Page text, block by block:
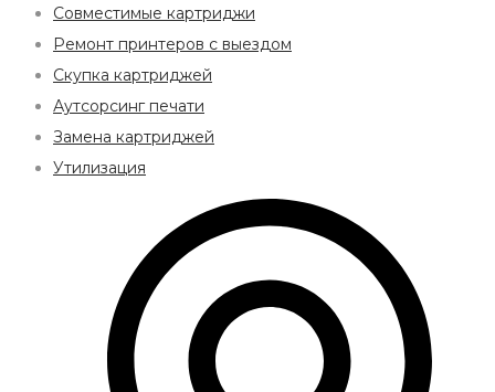
Совместимые картриджи
Ремонт принтеров с выездом
Скупка картриджей
Аутсорсинг печати
Замена картриджей
Утилизация